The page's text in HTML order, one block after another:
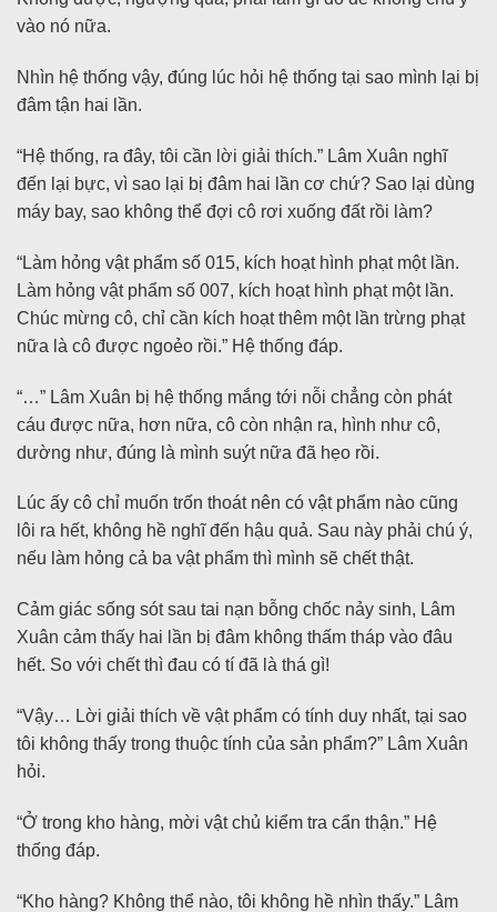
vào nó nữa.
Nhìn hệ thống vậy, đúng lúc hỏi hệ thống tại sao mình lại bị
đâm tận hai lần.
“Hệ thống, ra đây, tôi cần lời giải thích.” Lâm Xuân nghĩ
đến lại bực, vì sao lại bị đâm hai lần cơ chứ? Sao lại dùng
máy bay, sao không thể đợi cô rơi xuống đất rồi làm?
“Làm hỏng vật phẩm số 015, kích hoạt hình phạt một lần.
Làm hỏng vật phẩm số 007, kích hoạt hình phạt một lần.
Chúc mừng cô, chỉ cần kích hoạt thêm một lần trừng phạt
nữa là cô được ngoẻo rồi.” Hệ thống đáp.
“…” Lâm Xuân bị hệ thống mắng tới nỗi chẳng còn phát
cáu được nữa, hơn nữa, cô còn nhận ra, hình như cô,
dường như, đúng là mình suýt nữa đã hẹo rồi.
Lúc ấy cô chỉ muốn trốn thoát nên có vật phẩm nào cũng
lôi ra hết, không hề nghĩ đến hậu quả. Sau này phải chú ý,
nếu làm hỏng cả ba vật phẩm thì mình sẽ chết thật.
Cảm giác sống sót sau tai nạn bỗng chốc nảy sinh, Lâm
Xuân cảm thấy hai lần bị đâm không thấm tháp vào đâu
hết. So với chết thì đau có tí đã là thá gì!
“Vậy… Lời giải thích về vật phẩm có tính duy nhất, tại sao
tôi không thấy trong thuộc tính của sản phẩm?” Lâm Xuân
hỏi.
“Ở trong kho hàng, mời vật chủ kiểm tra cẩn thận.” Hệ
thống đáp.
“Kho hàng? Không thể nào, tôi không hề nhìn thấy.” Lâm